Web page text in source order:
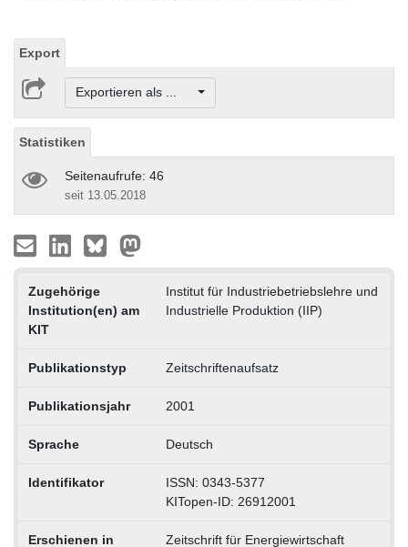
Export
Exportieren als ...
Statistiken
Seitenaufrufe: 46
seit 13.05.2018
Zugehörige
Institution(en) am
KIT
Institut für Industriebetriebslehre und
Industrielle Produktion (IIP)
Publikationstyp Zeitschriftenaufsatz
Publikationsjahr 2001
Sprache Deutsch
Identifikator
ISSN: 0343-5377
KITopen-ID: 26912001
Erschienen in Zeitschrift für Energiewirtschaft